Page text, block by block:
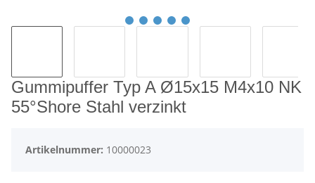
Gummipuffer Typ A Ø15x15 M4x10 NK
55°Shore Stahl verzinkt
Artikelnummer: 10000023